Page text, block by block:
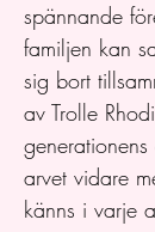
spännande
familjen kan
sig bort
av Trolle
arvet vidare
känns i varje